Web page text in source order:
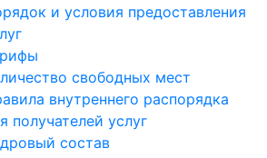
и условия предоставления
свободных мест
внутреннего распорядка
получателей услуг
состав